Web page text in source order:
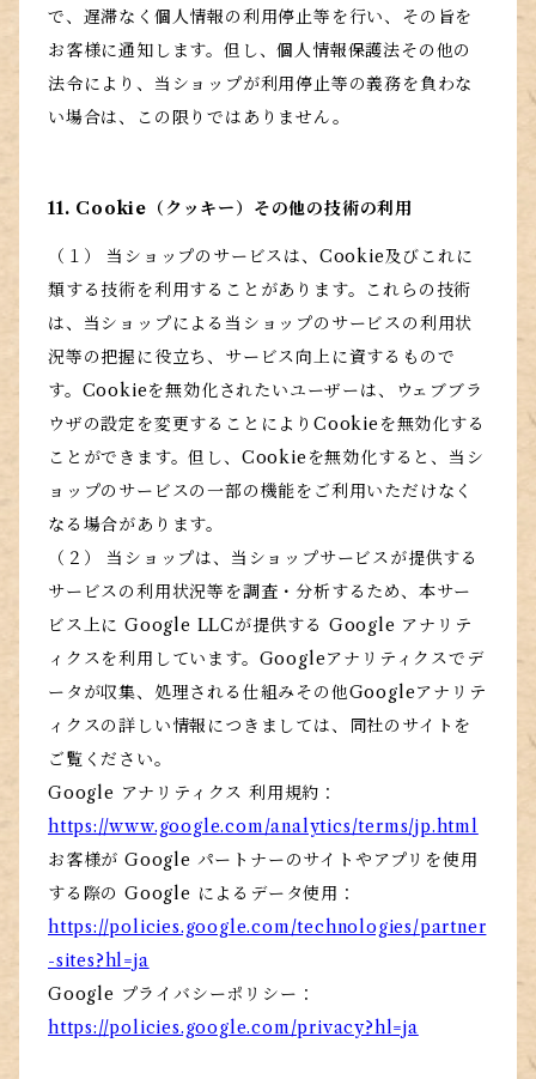
で、遅滞なく個人情報の利用停止等を行い、その旨を
お客様に通知します。但し、個人情報保護法その他の
法令により、当ショップが利用停止等の義務を負わな
い場合は、この限りではありません。
11. Cookie（クッキー）その他の技術の利用
（１） 当ショップのサービスは、Cookie及びこれに
類する技術を利用することがあります。これらの技術
は、当ショップによる当ショップのサービスの利用状
況等の把握に役立ち、サービス向上に資するもので
す。Cookieを無効化されたいユーザーは、ウェブブラ
ウザの設定を変更することによりCookieを無効化する
ことができます。但し、Cookieを無効化すると、当シ
ョップのサービスの一部の機能をご利用いただけなく
なる場合があります。
（２） 当ショップは、当ショップサービスが提供する
サービスの利用状況等を調査・分析するため、本サー
ビス上に Google LLCが提供する Google アナリテ
ィクスを利用しています。Googleアナリティクスでデ
ータが収集、処理される仕組みその他Googleアナリテ
ィクスの詳しい情報につきましては、同社のサイトを
ご覧ください。
Google アナリティクス 利用規約：
https://www.google.com/analytics/terms/jp.html
お客様が Google パートナーのサイトやアプリを使用
する際の Google によるデータ使用：
https://policies.google.com/technologies/partner
-sites?hl=ja
Google プライバシーポリシー：
https://policies.google.com/privacy?hl=ja